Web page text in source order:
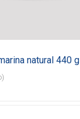
natural 440 g